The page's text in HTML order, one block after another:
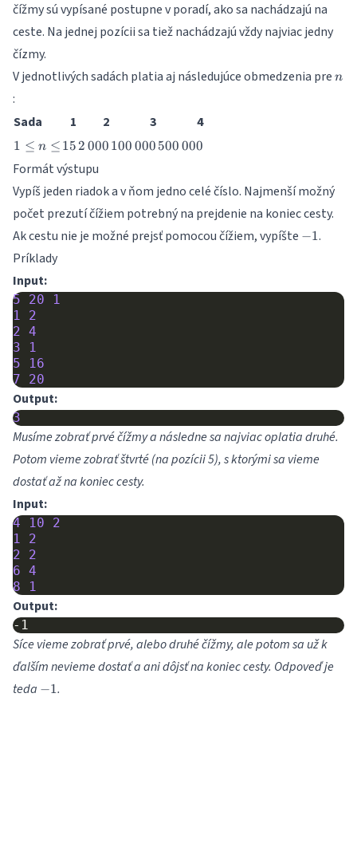
čížmy sú vypísané postupne v poradí, ako sa nachádzajú na
ceste. Na jednej pozícii sa tiež nachádzajú vždy najviac jedny
čízmy.
V jednotlivých sadách platia aj následujúce obmedzenia pre n
n
:
Sada
1 2 3 4
1
n
\leq
1 ≤ n ≤ 15
15 2\,000
2 000 100\,000
100 000 500\,000
500 000
Formát výstupu
Vypíš jeden riadok a v ňom jedno celé číslo. Najmenší možný
počet prezutí čížiem potrebný na prejdenie na koniec cesty.
Ak cestu nie je možné prejsť pomocou čížiem, vypíšte -1
−1.
Príklady
Input:
5 20
1
1
2
2 4
3
1
5
16
7
20
Output:
3
Musíme zobrať prvé čížmy a následne sa najviac oplatia druhé.
Potom vieme zobrať štvrté (na pozícii 5), s ktorými sa vieme
dostať až na koniec cesty.
Input:
4 10
2
1
2
2
2
6 4
8
1
Output:
Síce vieme zobrať prvé, alebo druhé čížmy, ale potom sa už k
ďalším nevieme dostať a ani dôjsť na koniec cesty. Odpoveď je
teda -1
−1.